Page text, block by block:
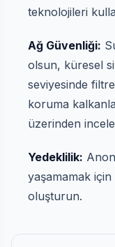
teknolojileri
Ağ Güvenliği:
olsun, küresel
seviyesinde
koruma
üzerinden
Yedeklilik:
yaşamamak
oluşturun.